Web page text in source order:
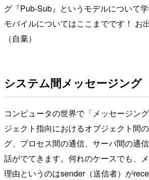
グ『Pub-Sub』というモデルについて
モバイルについてはここまでです！ お
（自棄）
システム間メッセージング
コンピュータの世界で「メッセージン
ジェクト指向におけるオブジェクト間
グ、プロセス間の通信、サーバ間の通
話がでてきます。何れのケースでも、
理由というのはsender（送信者）が